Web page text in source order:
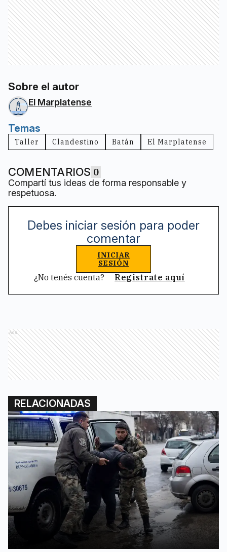
Sobre el autor
El Marplatense
Temas
Taller Clandestino Batán El Marplatense
COMENTARIOS 0
Compartí tus ideas de forma responsable y
respetuosa.
Debes iniciar sesión para poder
comentar
INICIAR
SESIÓN
¿No tenés cuenta? Registrate aquí
Ads
RELACIONADAS